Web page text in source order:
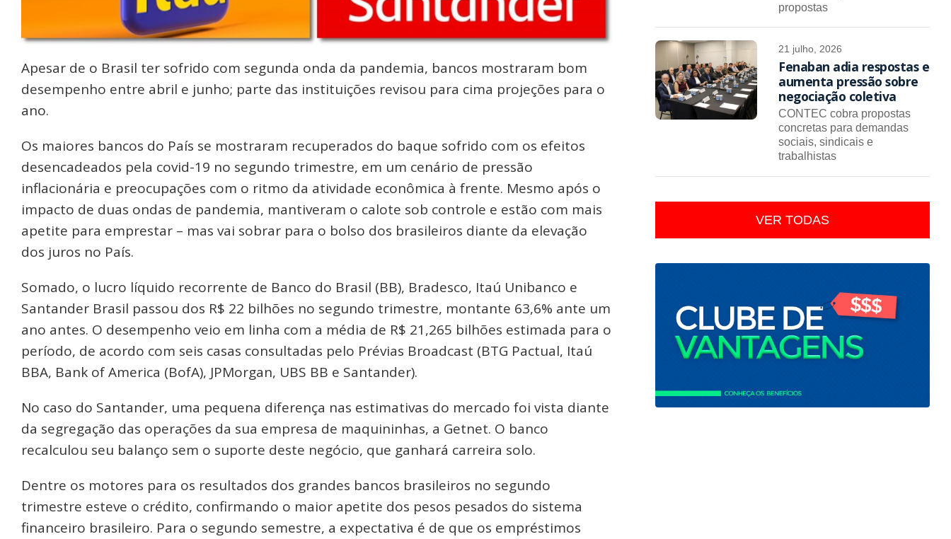
Apesar de o Brasil ter sofrido com segunda onda da pandemia, bancos mostraram bom
desempenho entre abril e junho; parte das instituições revisou para cima projeções para o
ano.
Os maiores bancos do País se mostraram recuperados do baque sofrido com os efeitos
desencadeados pela covid-19 no segundo trimestre, em um cenário de pressão
inflacionária e preocupações com o ritmo da atividade econômica à frente. Mesmo após o
impacto de duas ondas de pandemia, mantiveram o calote sob controle e estão com mais
apetite para emprestar – mas vai sobrar para o bolso dos brasileiros diante da elevação
dos juros no País.
Somado, o lucro líquido recorrente de Banco do Brasil (BB), Bradesco, Itaú Unibanco e
Santander Brasil passou dos R$ 22 bilhões no segundo trimestre, montante 63,6% ante um
ano antes. O desempenho veio em linha com a média de R$ 21,265 bilhões estimada para o
período, de acordo com seis casas consultadas pelo Prévias Broadcast (BTG Pactual, Itaú
BBA, Bank of America (BofA), JPMorgan, UBS BB e Santander).
No caso do Santander, uma pequena diferença nas estimativas do mercado foi vista diante
da segregação das operações da sua empresa de maquininhas, a Getnet. O banco
recalculou seu balanço sem o suporte deste negócio, que ganhará carreira solo.
Dentre os motores para os resultados dos grandes bancos brasileiros no segundo
trimestre esteve o crédito, confirmando o maior apetite dos pesos pesados do sistema
financeiro brasileiro. Para o segundo semestre, a expectativa é de que os empréstimos
propostas
21 julho, 2026
Fenaban adia respostas e
aumenta pressão sobre
negociação coletiva
CONTEC cobra propostas
concretas para demandas
sociais, sindicais e
trabalhistas
VER TODAS